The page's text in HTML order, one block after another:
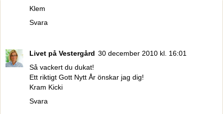
Klem
Svara
Livet på Vestergård 30 december 2010 kl. 16:01
Så vackert du dukat!
Ett riktigt Gott Nytt År önskar jag dig!
Kram Kicki
Svara